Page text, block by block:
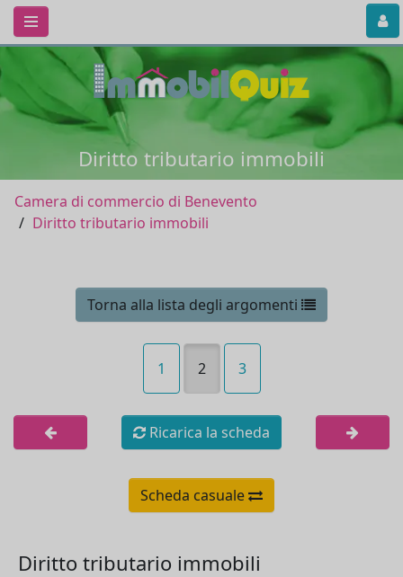
Diritto tributario immobili
Camera di commercio di Benevento
Diritto tributario immobili
Torna alla lista degli argomenti
1 2 3
Ricarica la scheda
Scheda casuale
Diritto tributario immobili